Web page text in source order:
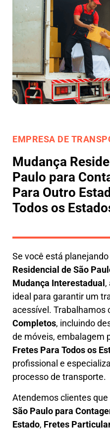
EMPRESA DE
Mudança
Paulo para
Para Outro
Todos os
Se você está
Residencial de São
Mudança Interestadual ,
ideal para garantir um
acessível. Trabalhamos
Completos, incluindo
de móveis, embalagem
Fretes Para Todos os
profissional e
processo de transporte.
Atendemos clientes que
São Paulo para
Estado, Fretes